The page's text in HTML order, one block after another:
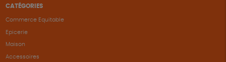
CATÉGORIES
Commerce Equitable
Epicerie
Maison
Accessoires